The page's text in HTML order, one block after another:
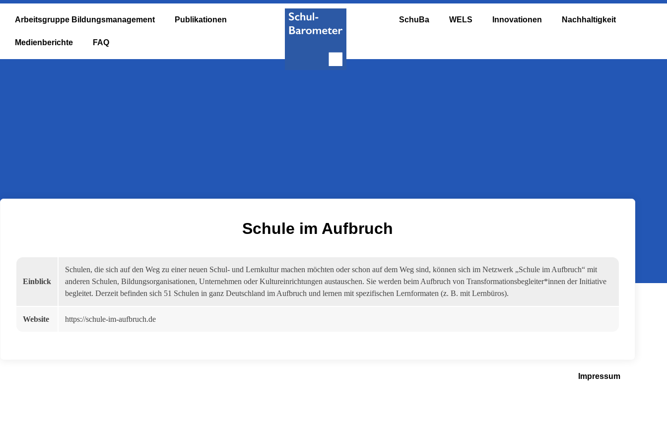
Arbeitsgruppe Bildungsmanagement Publikationen
Medienberichte FAQ
SchuBa WELS Innovationen Nachhaltigkeit
Schule im Aufbruch
Einblick
Schulen, die sich auf den Weg zu einer neuen Schul- und Lernkultur machen möchten oder schon auf dem Weg sind, können sich im Netzwerk „Schule im Aufbruch“ mit
anderen Schulen, Bildungsorganisationen, Unternehmen oder Kultureinrichtungen austauschen. Sie werden beim Aufbruch von Transformationsbegleiter*innen der Initiative
begleitet. Derzeit befinden sich 51 Schulen in ganz Deutschland im Aufbruch und lernen mit spezifischen Lernformaten (z. B. mit Lernbüros).
Website https://schule-im-aufbruch.de
Impressum